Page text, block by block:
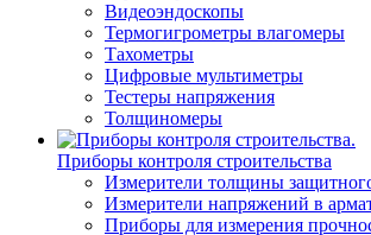
Видеоэндоскопы
Термогигрометры влагомеры
Тахометры
Цифровые мультиметры
Тестеры напряжения
Толщиномеры
Приборы контроля строительства
Измерители толщины
Измерители напряжений в
Приборы для измерения